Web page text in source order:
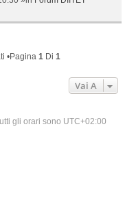
•Pagina 1 Di 1
Vai A
gli orari sono UTC+02:00